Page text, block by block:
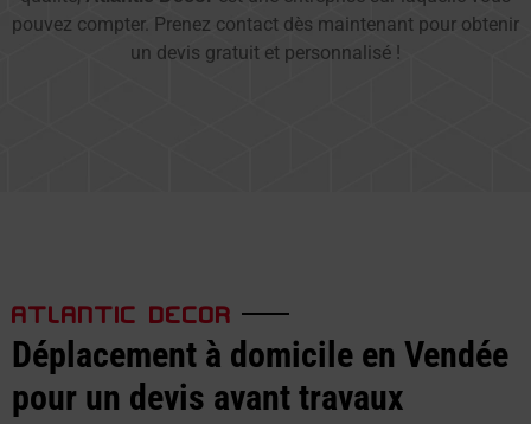
pouvez compter. Prenez contact dès maintenant pour obtenir
un devis gratuit et personnalisé !
ATLANTIC DECOR
Déplacement à domicile en Vendée
pour un devis avant travaux